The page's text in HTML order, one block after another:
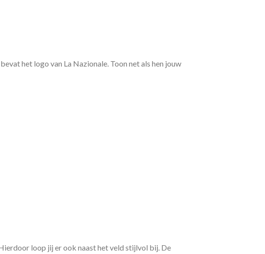
het logo van La Nazionale. Toon net als hen jouw
loop jij er ook naast het veld stijlvol bij. De